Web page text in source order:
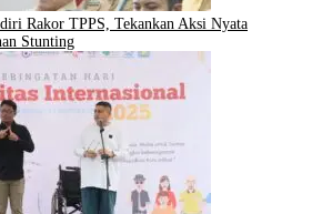
Rakor TPPS, Tekankan Aksi Nyata
Stunting